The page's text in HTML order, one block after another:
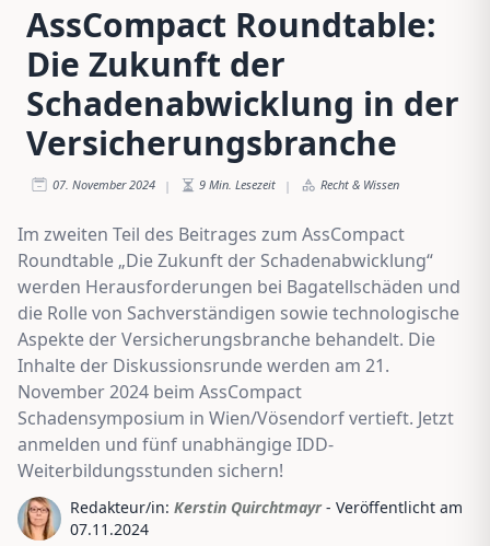
AssCompact Roundtable:
Die Zukunft der
Schadenabwicklung in der
Versicherungsbranche
07. November 2024 | 9 Min. Lesezeit | Recht & Wissen
Im zweiten Teil des Beitrages zum AssCompact
Roundtable „Die Zukunft der Schadenabwicklung“
werden Herausforderungen bei Bagatellschäden und
die Rolle von Sachverständigen sowie technologische
Aspekte der Versicherungsbranche behandelt. Die
Inhalte der Diskussionsrunde werden am 21.
November 2024 beim AssCompact
Schadensymposium in Wien/Vösendorf vertieft. Jetzt
anmelden und fünf unabhängige IDD-
Weiterbildungsstunden sichern!
Redakteur/in: Kerstin Quirchtmayr - Veröffentlicht am
07.11.2024